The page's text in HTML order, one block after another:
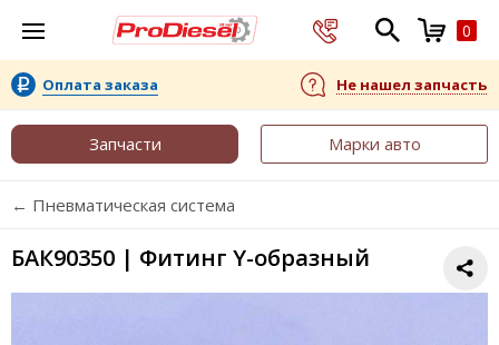
0
Оплата заказа Не нашел запчасть
Запчасти Марки авто
← Пневматическая система
БАК90350 | Фитинг Y-образный